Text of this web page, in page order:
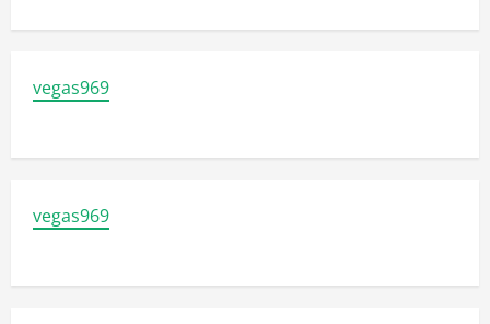
vegas969
vegas969